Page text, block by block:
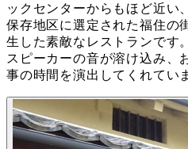
ックセンターからもほど近い
保存地区に選定された福住の
生した素敵なレストランです
スピーカーの音が溶け込み、
事の時間を演出してくれてい